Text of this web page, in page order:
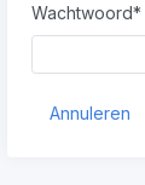
Wachtwoord*
Annuleren